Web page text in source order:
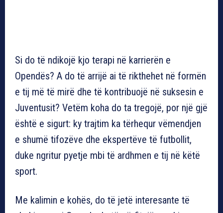
Si do të ndikojë kjo terapi në karrierën e
Opendës? A do të arrijë ai të rikthehet në formën
e tij më të mirë dhe të kontribuojë në suksesin e
Juventusit? Vetëm koha do ta tregojë, por një gjë
është e sigurt: ky trajtim ka tërhequr vëmendjen
e shumë tifozëve dhe ekspertëve të futbollit,
duke ngritur pyetje mbi të ardhmen e tij në këtë
sport.
Me kalimin e kohës, do të jetë interesante të